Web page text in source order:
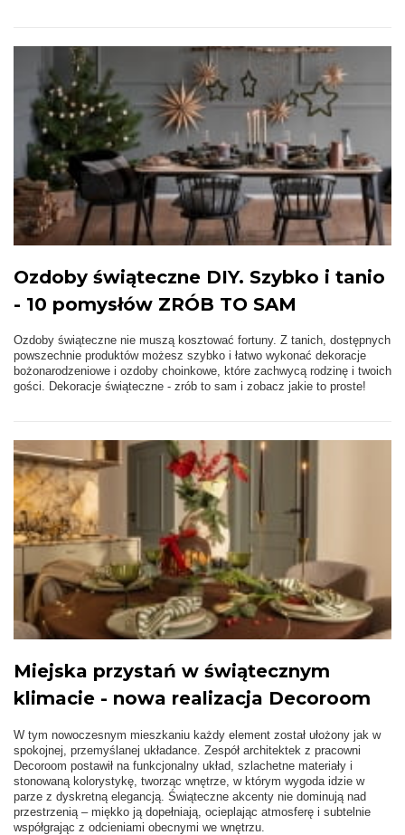
Ozdoby świąteczne DIY. Szybko i tanio
- 10 pomysłów ZRÓB TO SAM
Ozdoby świąteczne nie muszą kosztować fortuny. Z tanich, dostępnych
powszechnie produktów możesz szybko i łatwo wykonać dekoracje
bożonarodzeniowe i ozdoby choinkowe, które zachwycą rodzinę i twoich
gości. Dekoracje świąteczne - zrób to sam i zobacz jakie to proste!
Miejska przystań w świątecznym
klimacie - nowa realizacja Decoroom
W tym nowoczesnym mieszkaniu każdy element został ułożony jak w
spokojnej, przemyślanej układance. Zespół architektek z pracowni
Decoroom postawił na funkcjonalny układ, szlachetne materiały i
stonowaną kolorystykę, tworząc wnętrze, w którym wygoda idzie w
parze z dyskretną elegancją. Świąteczne akcenty nie dominują nad
przestrzenią – miękko ją dopełniają, ocieplając atmosferę i subtelnie
współgrając z odcieniami obecnymi we wnętrzu.